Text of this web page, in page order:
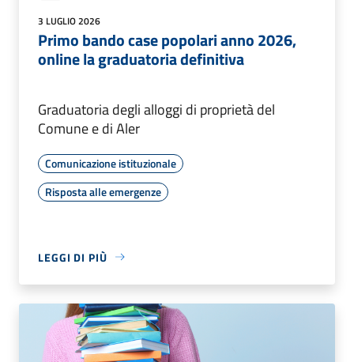
3 LUGLIO 2026
Primo bando case popolari anno 2026,
online la graduatoria definitiva
Graduatoria degli alloggi di proprietà del
Comune e di Aler
Comunicazione istituzionale
Risposta alle emergenze
LEGGI DI PIÙ